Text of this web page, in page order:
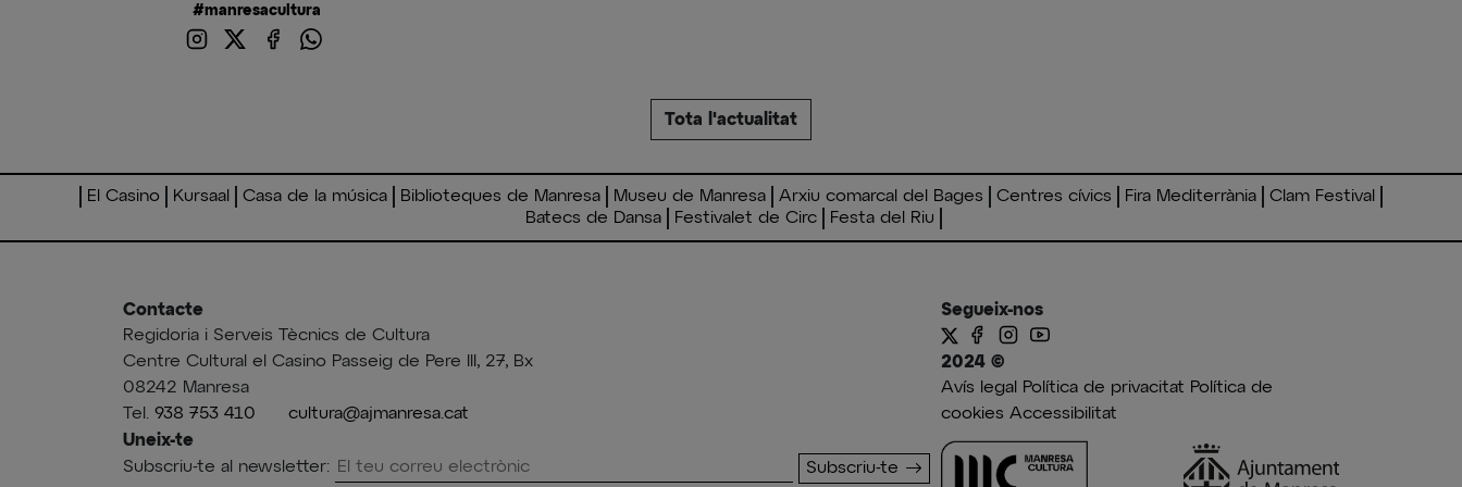
#manresacultura
Tota l'actualitat
El Casino Kursaal Casa de la música Biblioteques de Manresa Museu de Manresa Arxiu comarcal del Bages Centres cívics Fira Mediterrània
Clam Festival
Batecs de Dansa
Festivalet de Circ Festa del Riu
Contacte
Regidoria i Serveis Tècnics de Cultura
Centre Cultural el Casino Passeig de Pere III, 27, Bx
08242 Manresa
Tel. 938 753 410 cultura@ajmanresa.cat
Segueix-nos
2024 ©
Avís legal
Política de privacitat Política de
cookies Accessibilitat
Uneix-te
Subscriu-te al newsletter:
Subscriu-te